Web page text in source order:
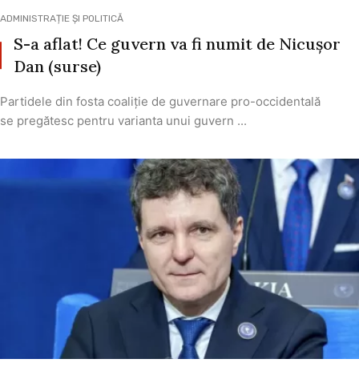
ADMINISTRAȚIE ȘI POLITICĂ
S-a aflat! Ce guvern va fi numit de Nicușor
Dan (surse)
Partidele din fosta coaliție de guvernare pro-occidentală
se pregătesc pentru varianta unui guvern ...